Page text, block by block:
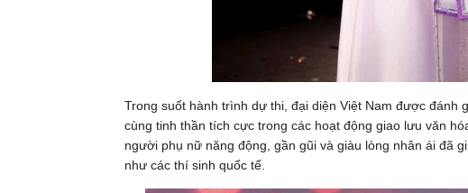
Trong suốt hành trình dự thi, đại diện Việt Nam được đánh
cùng tinh thần tích cực trong các hoạt động giao lưu văn
người phụ nữ năng động, gần gũi và giàu lòng nhân ái đã
như các thí sinh quốc tế.